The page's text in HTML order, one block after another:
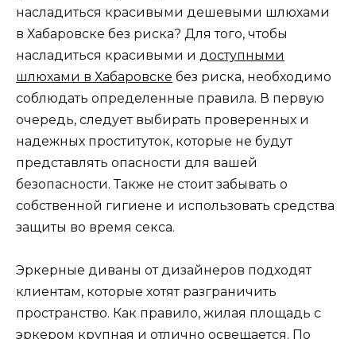
насладиться красивыми дешевыми шлюхами
в Хабаровске без риска? Для того, чтобы
насладиться красивыми и доступными
шлюхами в Хабаровске без риска, необходимо
соблюдать определенные правила. В первую
очередь, следует выбирать проверенных и
надежных проституток, которые не будут
представлять опасности для вашей
безопасности. Также не стоит забывать о
собственной гигиене и использовать средства
защиты во время секса.
Эркерные диваны от дизайнеров подходят
клиентам, которые хотят разграничить
пространство. Как правило, жилая площадь с
эркером крупная и отлично освещается. По